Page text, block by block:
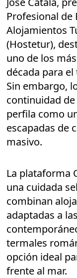
Profesional de
Alojamientos
(Hostetur),
uno de los
década para
Sin embargo,
continuidad
perfila como
escapadas de
masivo.
La plataforma
una cuidada
combinan
adaptadas a
termales
opción ideal
frente al mar.